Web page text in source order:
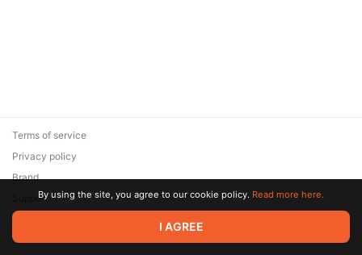
© 2026 Zaya Solutions Limited. All rights reserved. All trademarks
are the property of their respective owners.
Terms of service
Privacy policy
Brand
SupportBy using the site, you agree to our cookie policy. Read more here.
I AGREE